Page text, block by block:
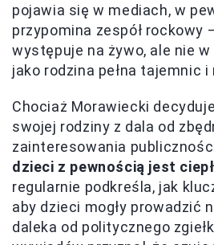
pojawia się w mediach, w
przypomina zespół rockowy
występuje na żywo, ale nie
jako rodzina pełna tajemnic i
Chociaż Morawiecki
swojej rodziny z dala od
zainteresowania
dzieci z pewnością jest
regularnie podkreśla, jak
aby dzieci mogły prowadzić
daleka od politycznego